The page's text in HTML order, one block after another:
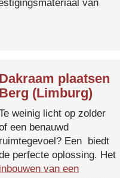
van
Dakraam plaatsen
Berg (Limburg)
weinig licht op zolder
een benauwd
ruimtegevoel? Een biedt
perfecte oplossing. Het
inbouwen van een